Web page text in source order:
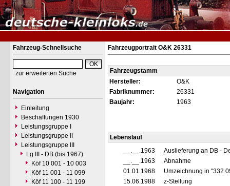
Fahrzeug-Schnellsuche
zur erweiterten Suche
Navigation
Einleitung
Beschaffungen 1930
Leistungsgruppe I
Leistungsgruppe II
Leistungsgruppe III
Lg III - DB (bis 1967)
Köf 10 001 - 10 003
Köf 11 001 - 11 099
Köf 11 100 - 11 199
Fahrzeugportrait O&K 26331
Fahrzeugstamm
Hersteller:
O&K
Fabriknummer:
26331
Baujahr:
1963
Lebenslauf
__.__.1963
Auslieferung an DB -
__.__.1963
Abnahme
01.01.1968
Umzeichnung in "332
15.06.1988
z-Stellung